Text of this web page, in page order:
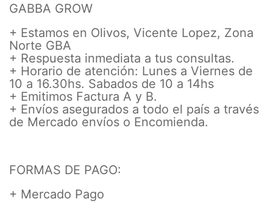
GABBA GROW
+ Estamos en Olivos, Vicente Lopez, Zona
Norte GBA
+ Respuesta inmediata a tus consultas.
+ Horario de atención: Lunes a Viernes de
10 a 16.30hs. Sabados de 10 a 14hs
+ Emitimos Factura A y B.
+ Envíos asegurados a todo el país a través
de Mercado envíos o Encomienda.
FORMAS DE PAGO:
+ Mercado Pago